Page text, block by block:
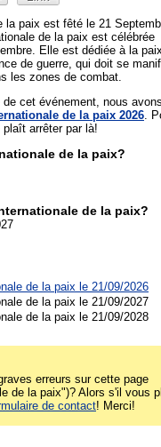
la paix est fêté le 21
de la paix est célébrée
Elle est dédiée à la
de guerre, qui doit se
les zones de combat.
de cet événement, nous
de la paix 2026 .
arrêter par là!
de la paix?
de la paix?
de la paix le 21/09/2026
de la paix le 21/09/2027
de la paix le 21/09/2028
erreurs sur cette page
de la paix")? Alors s'il vous
de contact! Merci!